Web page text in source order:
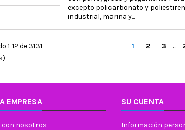
excepto policarbonato y
industrial, marina y...
1-12 de 3131
1 2 3 …
EMPRESA
nosotros
SU CUENTA
Información